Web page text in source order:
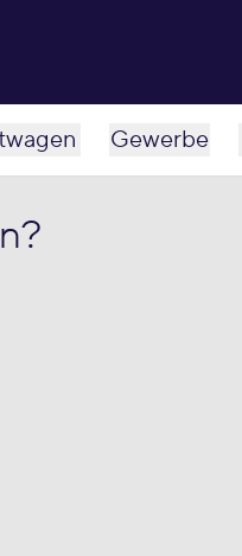
Gewerbe